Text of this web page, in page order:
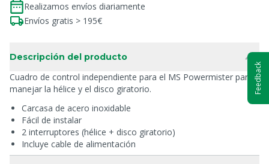
Realizamos envíos diariamente
Envíos gratis > 195€
Descripción del producto
Cuadro de control independiente para el MS Powermister para
manejar la hélice y el disco giratorio.
Carcasa de acero inoxidable
Fácil de instalar
2 interruptores (hélice + disco giratorio)
Incluye cable de alimentación
Feedback